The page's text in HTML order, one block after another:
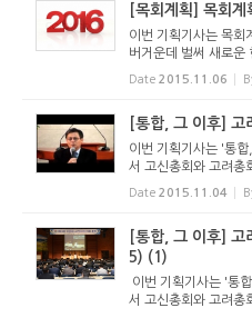
[목회계획] 목회계
이번 기획기사는 목회
버거운데 벌써 새로운
다. 주님의 교회는 인
때마다 성령님의 인도
Date 2015.11.06
[통합, 그 이후] 고
이번 기획기사는 '통
서 고신총회와 고려총
런데 이번 통합은 개
고백과 신앙을 확인하
Date 2015.11.04
[통합, 그 이후] 고
5) (1)
이번 기획기사는 '통
서 고신총회와 고려총